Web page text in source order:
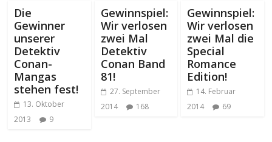
Die
Gewinner
unserer
Detektiv
Conan-
Mangas
stehen fest!
13. Oktober
2013
9
Gewinnspiel:
Wir verlosen
zwei Mal
Detektiv
Conan Band
81!
27. September
2014
168
Gewinnspiel:
Wir verlosen
zwei Mal die
Special
Romance
Edition!
14. Februar
2014
69